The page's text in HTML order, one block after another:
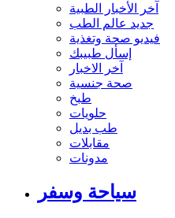
آخر الأخبار الطبية
جديد عالم الطب
فيديو صحة وتغذية
إسأل طبيبك
آخر الاخبار
صحة جنسية
طبخ
حلويات
طب بديل
مقابلات
مدونات
سياحة وسفر